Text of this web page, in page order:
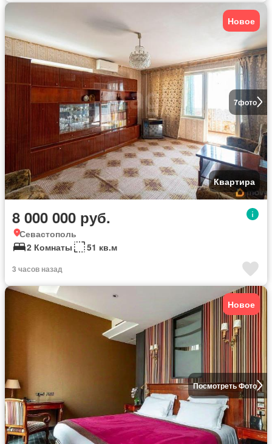
7фото
Новое
Квартира
8 000 000 руб.
Севастополь
2 Комнаты
51 кв.м
3 часов назад
Посмотреть Фото
Новое